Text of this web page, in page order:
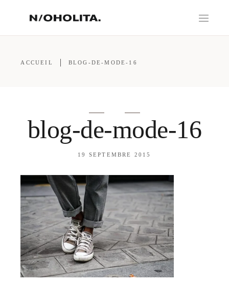
ACCUEIL BLOG-DE-MODE-16
blog-de-mode-16
19 SEPTEMBRE 2015